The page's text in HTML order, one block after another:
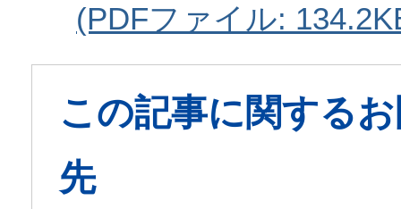
(PDFファイル:
この記事に関する
先